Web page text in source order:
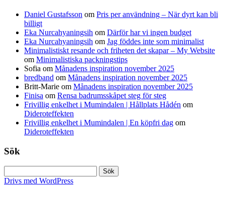
Daniel Gustafsson om Pris per användning – När dyrt kan bli
billigt
Eka Nurcahyaningsih om Därför har vi ingen budget
Eka Nurcahyaningsih om Jag föddes inte som minimalist
Minimalistiskt resande och friheten det skapar – My Website
om Minimalistiska packningstips
Sofia om Månadens inspiration november 2025
bredband om Månadens inspiration november 2025
Britt-Marie om Månadens inspiration november 2025
Finisa om Rensa badrumsskåpet steg för steg
Frivillig enkelhet i Mumindalen | Hållplats Hådén om
Dideroteffekten
Frivillig enkelhet i Mumindalen | En köpfri dag om
Dideroteffekten
Sök
efter:
Drivs med WordPress